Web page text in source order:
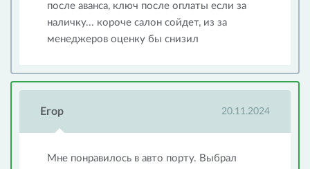
после аванса, ключ после оплаты если за
наличку... короче салон сойдет, из за
менеджеров оценку бы снизил
Егор 20.11.2024
Мне понравилось в авто порту. Выбрал